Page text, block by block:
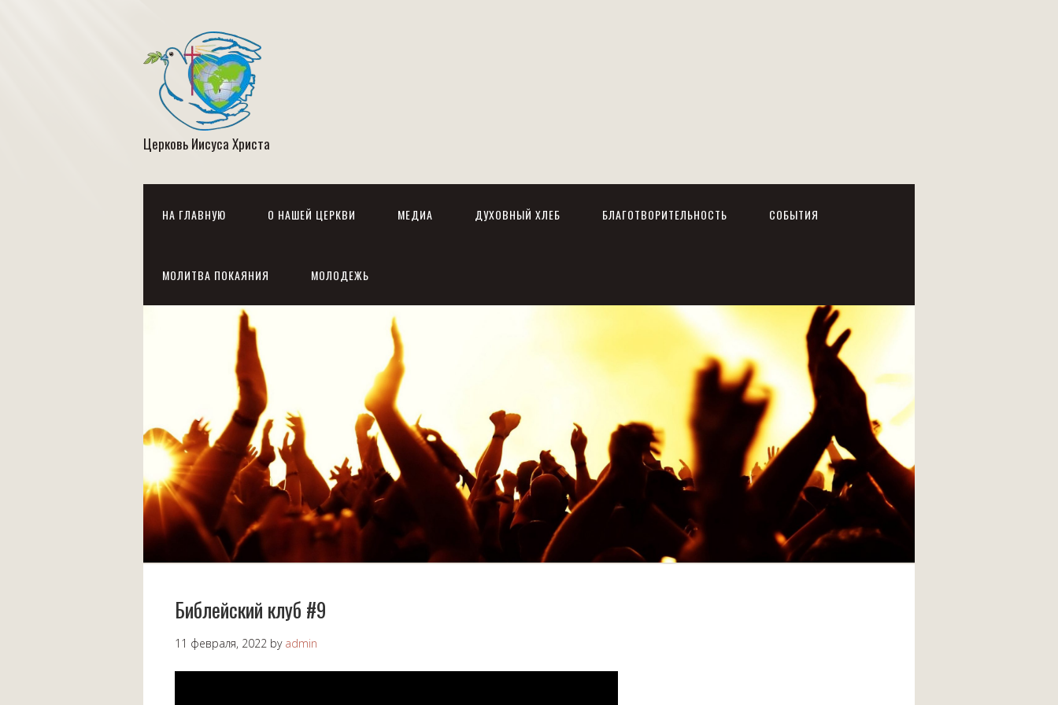
Церковь Иисуса Христа
НА ГЛАВНУЮ О НАШЕЙ ЦЕРКВИ МЕДИА ДУХОВНЫЙ ХЛЕБ БЛАГОТВОРИТЕЛЬНОСТЬ СОБЫТИЯ
МОЛИТВА ПОКАЯНИЯ МОЛОДЕЖЬ
Библейский клуб #9
11 февраля, 2022 by admin